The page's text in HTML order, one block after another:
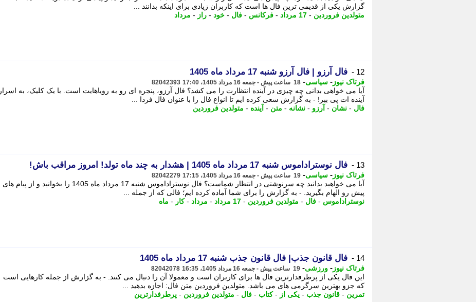
گزارش یکی از قدیمی ترین فال ها است که کاربران زیادی برای اینکه بدانند ...
متولدین فروردین - 17 مرداد - فرکانس - فال - خود - راز - مرداد
12 - فال آرزو | فال آرزو شنبه 17 مرداد ماه 1405
فرتاک نیوز - سیاسی- 18 ساعت پیش - جمعه 16 مرداد 1405، 17:40 82042393
آیا می خواهی بدانی چه چیزی در آینده انتظارت را می کشد؟ فال آرزو، پنجره ای رو به رویاهایت است. با یک کلیک، به اسرار
آینده ات پی ببر! - به گزارش سعی کرده ایم تا انواع فال را با عنوان فال فردا ...
فال - نشان - آرزو - نشانه - متن - آینده - متولدین فروردین
13 - فال نوستراداموس شنبه 17 مرداد ماه 1405 | هشدار به چند ماه تولد! امروز مراقب باش!
فرتاک نیوز - سیاسی- 19 ساعت پیش - جمعه 16 مرداد 1405، 17:15 82042279
آیا می خواهید بدانید چه سرنوشتی در انتظار شماست؟ فال نوستراداموس شنبه 17 مرداد ماه 1405 را بخوانید و از پیام های
پیش رو الهام بگیرید. - به گزارش را برای شما آماده کرده ایم؛ فالی که از جمله ...
نوستراداموس - فال - متولدین فروردین - 17 مرداد - مرداد -کار - ماه
14 - فال قانون جذب| فال قانون جذب شنبه 17 مرداد ماه 1405
فرتاک نیوز - ورزشی- 19 ساعت پیش - جمعه 16 مرداد 1405، 16:35 82042078
این فال یکی از پرطرفدارترین فال ها برای کاربران است و معمولا آن را دنبال می کنند. - به گزارش از جمله کارهایی است
که جزو بهترین سرگرمی های می باشد. متولدین فروردین متن فال: اجازه بدهید ...
تمرین - قانون جذب - یکی از -کتاب - فال - متولدین فروردین - پرطرفدارترین